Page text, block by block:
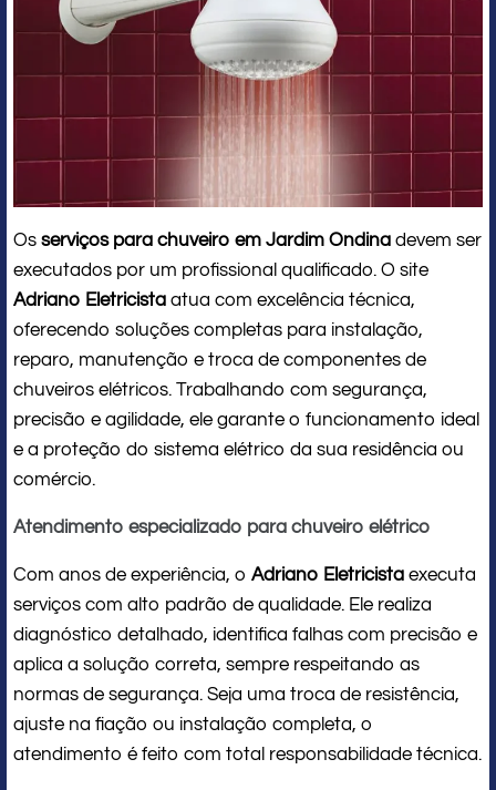
Os serviços para chuveiro em Jardim Ondina devem ser
executados por um profissional qualificado. O site
Adriano Eletricista atua com excelência técnica,
oferecendo soluções completas para instalação,
reparo, manutenção e troca de componentes de
chuveiros elétricos. Trabalhando com segurança,
precisão e agilidade, ele garante o funcionamento ideal
e a proteção do sistema elétrico da sua residência ou
comércio.
Atendimento especializado para chuveiro elétrico
Com anos de experiência, o Adriano Eletricista executa
serviços com alto padrão de qualidade. Ele realiza
diagnóstico detalhado, identifica falhas com precisão e
aplica a solução correta, sempre respeitando as
normas de segurança. Seja uma troca de resistência,
ajuste na fiação ou instalação completa, o
atendimento é feito com total responsabilidade técnica.